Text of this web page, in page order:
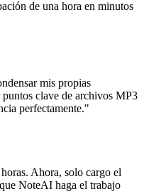
de una hora en minutos
mis propias
clave de archivos MP3
perfectamente."
Ahora, solo cargo el
NoteAI haga el trabajo